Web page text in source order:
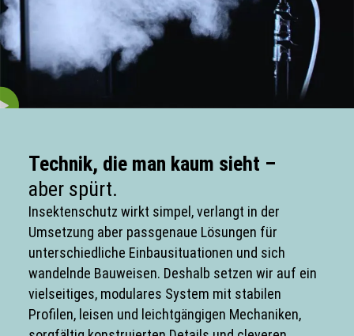
Technik, die man kaum sieht –
aber spürt.
Insektenschutz wirkt simpel, verlangt in der
Umsetzung aber passgenaue Lösungen für
unterschiedliche Einbausituationen und sich
wandelnde Bauweisen. Deshalb setzen wir auf ein
vielseitiges, modulares System mit stabilen
Profilen, leisen und leichtgängigen Mechaniken,